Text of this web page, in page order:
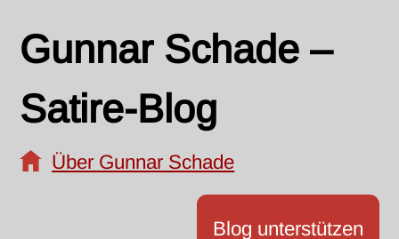
Gunnar Schade –
Satire-Blog
Über Gunnar Schade
Blog unterstützen